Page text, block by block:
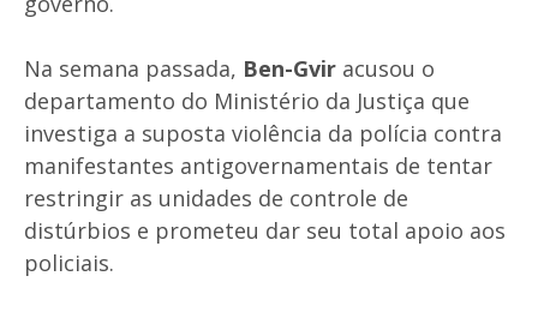
Na semana passada, Ben-Gvir acusou o
departamento do Ministério da Justiça que
investiga a suposta violência da polícia contra
manifestantes antigovernamentais de tentar
restringir as unidades de controle de
distúrbios e prometeu dar seu total apoio aos
policiais.